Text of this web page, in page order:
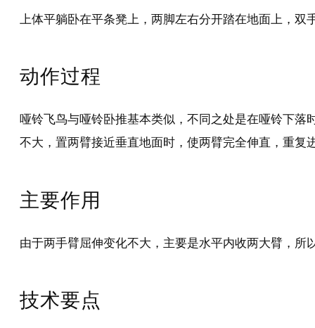
上体平躺卧在平条凳上，两脚左右分开踏在地面上，
动作过程
哑铃飞鸟与哑铃卧推基本类似，不同之处是在哑铃下
不大，置两臂接近垂直地面时，使两臂完全伸直，重复
主要作用
由于两手臂屈伸变化不大，主要是水平内收两大臂，
技术要点